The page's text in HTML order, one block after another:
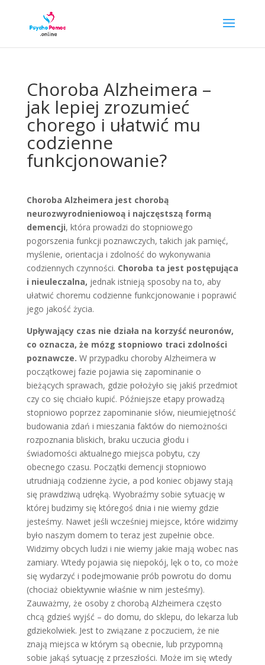
Choroba Alzheimera –
jak lepiej zrozumieć
chorego i ułatwić mu
codzienne
funkcjonowanie?
Choroba Alzheimera jest chorobą
neurozwyrodnieniowoą i najczęstszą formą
demencji, która prowadzi do stopniowego
pogorszenia funkcji poznawczych, takich jak pamięć,
myślenie, orientacja i zdolność do wykonywania
codziennych czynności. Choroba ta jest postępująca
i nieuleczalna, jednak istnieją sposoby na to, aby
ułatwić choremu codzienne funkcjonowanie i poprawić
jego jakość życia.
Upływający czas nie działa na korzyść neuronów,
co oznacza, że mózg stopniowo traci zdolności
poznawcze. W przypadku choroby Alzheimera w
początkowej fazie pojawia się zapominanie o
bieżących sprawach, gdzie położyło się jakiś przedmiot
czy co się chciało kupić. Późniejsze etapy prowadzą
stopniowo poprzez zapominanie słów, nieumiejętność
budowania zdań i mieszania faktów do niemożności
rozpoznania bliskich, braku uczucia głodu i
świadomości aktualnego miejsca pobytu, czy
obecnego czasu. Początki demencji stopniowo
utrudniają codzienne życie, a pod koniec objawy stają
się prawdziwą udręką. Wyobraźmy sobie sytuację w
której budzimy się któregoś dnia i nie wiemy gdzie
jesteśmy. Nawet jeśli wcześniej miejsce, które widzimy
było naszym domem to teraz jest zupełnie obce.
Widzimy obcych ludzi i nie wiemy jakie mają wobec nas
zamiary. Wtedy pojawia się niepokój, lęk o to, co może
się wydarzyć i podejmowanie prób powrotu do domu
(chociaż obiektywnie właśnie w nim jesteśmy).
Zauważmy, że osoby z chorobą Alzheimera często
chcą gdzieś wyjść – do domu, do sklepu, do lekarza lub
gdziekolwiek. Jest to związane z poczuciem, że nie
znają miejsca w którym są obecnie, lub przypomną
sobie jakąś sytuację z przeszłości. Może im się wtedy